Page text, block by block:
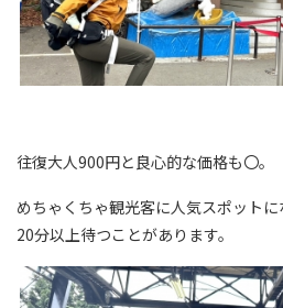
往復大人900円と良心的な価格も〇。
めちゃくちゃ観光客に人気スポット
20分以上待つことがあります。